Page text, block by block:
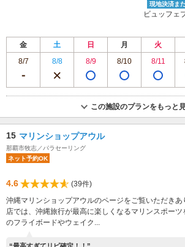
現地決済ま
ビュッフェ
金 土 日 月 火
8/7
8/8 8/9 8/10 8/11
この施設のプランをもっと
15 マリンショップアウル
那覇市牧志／パラセーリング
ネット予約OK
4.6
(39件)
沖縄マリンショップアウルのページをご覧いただき
店では、沖縄旅行が最高に楽しくなるマリンスポー
のフライボードやウェイク...